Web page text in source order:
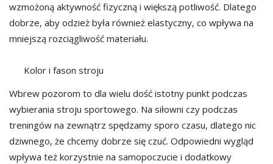
wzmożoną aktywność fizyczną i większą potliwość. Dlatego
dobrze, aby odzież była również elastyczny, co wpływa na
mniejszą rozciągliwość materiału.
Kolor i fason stroju
Wbrew pozorom to dla wielu dość istotny punkt podczas
wybierania stroju sportowego. Na siłowni czy podczas
treningów na zewnątrz spędzamy sporo czasu, dlatego nic
dziwnego, że chcemy dobrze się czuć. Odpowiedni wygląd
wpływa też korzystnie na samopoczucie i dodatkowy